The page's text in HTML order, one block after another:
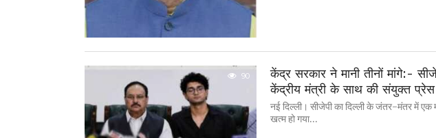
90
केंद्र सरकार ने मानी तीनों मांगे:-
केंद्रीय मंत्री के साथ की संयुक्त
नई दिल्ली। सीजेपी का दिल्ली के जंतर-मंतर में
खत्म हो गया...